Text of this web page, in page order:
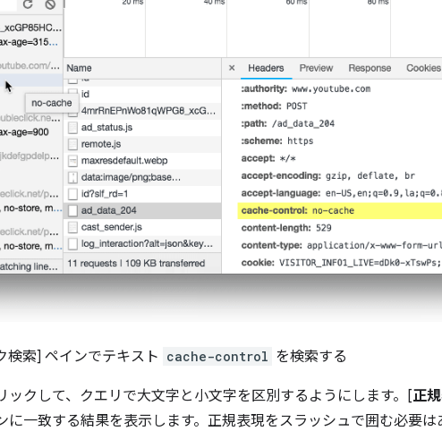
検索] ペインでテキスト cache-control を検索する
ックして、クエリで大文字と小文字を区別するようにします。[正
に一致する結果を表示します。正規表現をスラッシュで囲む必要は